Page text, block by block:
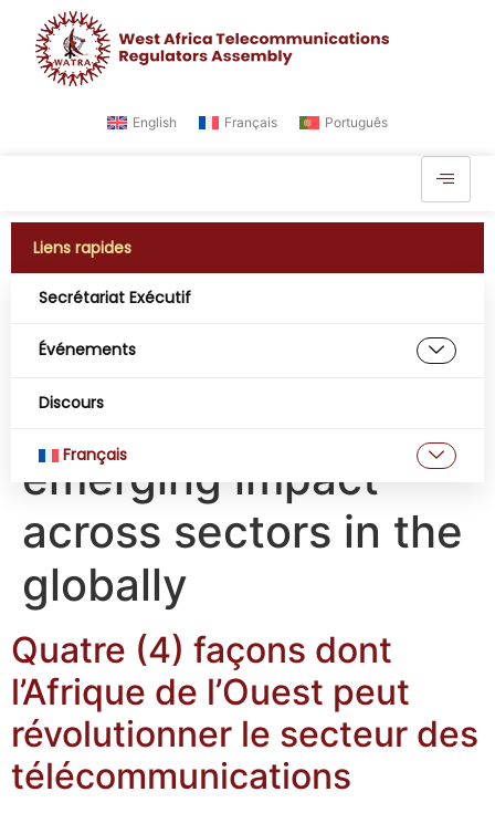
English Français Português
Liens rapides
Secrétariat Exécutif
Événements
Discours
Français
Étiquette :
Blockchain
technologies and its
emerging impact
across sectors in the
globally
Quatre (4) façons dont
l’Afrique de l’Ouest peut
révolutionner le secteur des
télécommunications